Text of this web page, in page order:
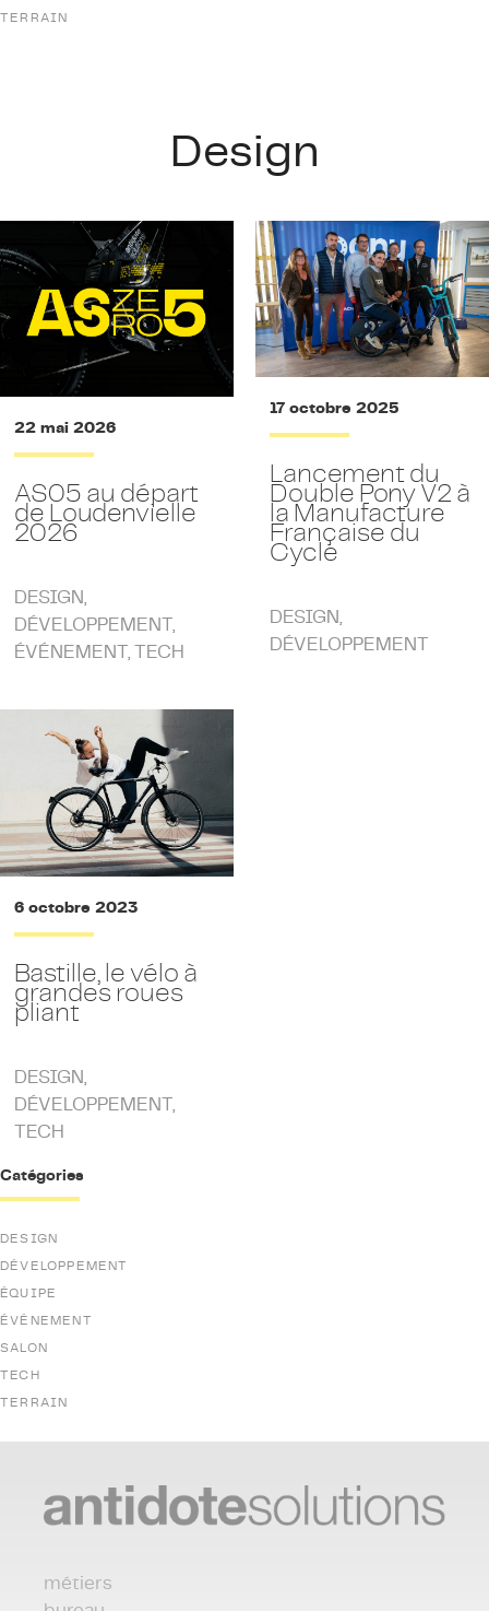
TERRAIN
Design
22 mai 2026
AS05 au départ
de Loudenvielle
2026
DESIGN,
DÉVELOPPEMENT,
ÉVÉNEMENT,TECH
17 octobre 2025
Lancement du
Double Pony V2 à
la Manufacture
Française du
Cycle
DESIGN,
DÉVELOPPEMENT
6 octobre 2023
Bastille, le vélo à
grandes roues
pliant
DESIGN,
DÉVELOPPEMENT,
TECH
Catégories
DESIGN
DÉVELOPPEMENT
ÉQUIPE
ÉVÉNEMENT
SALON
TECH
TERRAIN
métiers